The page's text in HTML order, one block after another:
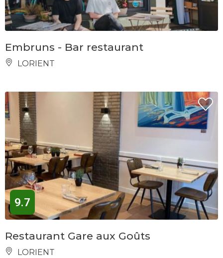
Embruns - Bar restaurant
LORIENT
9.7
Restaurant Gare aux Goûts
LORIENT